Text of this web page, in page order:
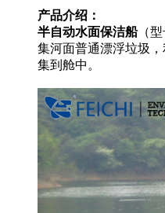
产品介绍：
半自动水面保洁船（型
集河面普通漂浮垃圾
集到舱中。